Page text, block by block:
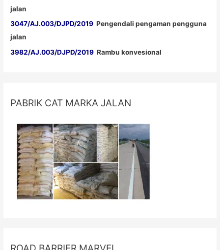
jalan
3047/AJ.003/DJPD/2019 Pengendali pengaman pengguna
jalan
3982/AJ.003/DJPD/2019 Rambu konvesional
PABRIK CAT MARKA JALAN